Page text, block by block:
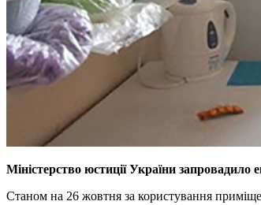
Міністерство юстиції України
Станом на 26 жовтня за користування